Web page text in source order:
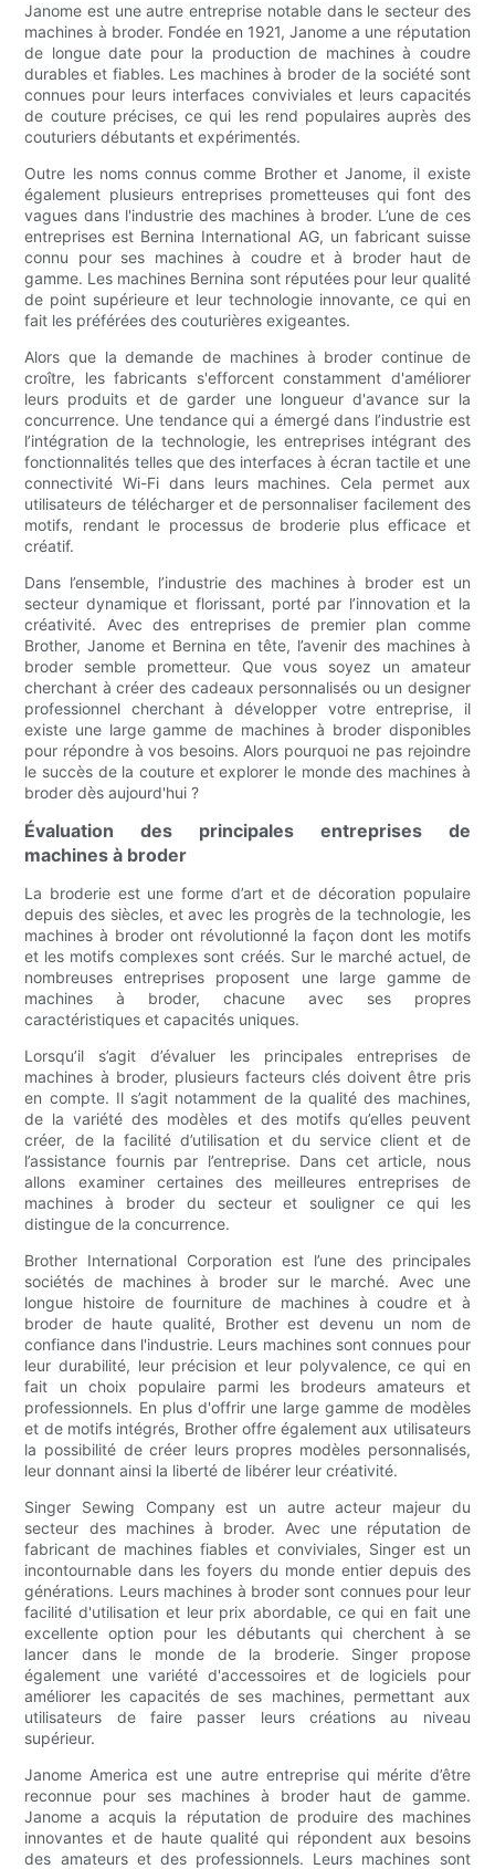
Janome est une autre entreprise notable dans le secteur des
machines à broder. Fondée en 1921, Janome a une réputation
de longue date pour la production de machines à coudre
durables et fiables. Les machines à broder de la société sont
connues pour leurs interfaces conviviales et leurs capacités
de couture précises, ce qui les rend populaires auprès des
couturiers débutants et expérimentés.
Outre les noms connus comme Brother et Janome, il existe
également plusieurs entreprises prometteuses qui font des
vagues dans l'industrie des machines à broder. L’une de ces
entreprises est Bernina International AG, un fabricant suisse
connu pour ses machines à coudre et à broder haut de
gamme. Les machines Bernina sont réputées pour leur qualité
de point supérieure et leur technologie innovante, ce qui en
fait les préférées des couturières exigeantes.
Alors que la demande de machines à broder continue de
croître, les fabricants s'efforcent constamment d'améliorer
leurs produits et de garder une longueur d'avance sur la
concurrence. Une tendance qui a émergé dans l’industrie est
l’intégration de la technologie, les entreprises intégrant des
fonctionnalités telles que des interfaces à écran tactile et une
connectivité Wi-Fi dans leurs machines. Cela permet aux
utilisateurs de télécharger et de personnaliser facilement des
motifs, rendant le processus de broderie plus efficace et
créatif.
Dans l’ensemble, l’industrie des machines à broder est un
secteur dynamique et florissant, porté par l’innovation et la
créativité. Avec des entreprises de premier plan comme
Brother, Janome et Bernina en tête, l’avenir des machines à
broder semble prometteur. Que vous soyez un amateur
cherchant à créer des cadeaux personnalisés ou un designer
professionnel cherchant à développer votre entreprise, il
existe une large gamme de machines à broder disponibles
pour répondre à vos besoins. Alors pourquoi ne pas rejoindre
le succès de la couture et explorer le monde des machines à
broder dès aujourd'hui ?
Évaluation des principales entreprises de
machines à broder
La broderie est une forme d’art et de décoration populaire
depuis des siècles, et avec les progrès de la technologie, les
machines à broder ont révolutionné la façon dont les motifs
et les motifs complexes sont créés. Sur le marché actuel, de
nombreuses entreprises proposent une large gamme de
machines à broder, chacune avec ses propres
caractéristiques et capacités uniques.
Lorsqu’il s’agit d’évaluer les principales entreprises de
machines à broder, plusieurs facteurs clés doivent être pris
en compte. Il s’agit notamment de la qualité des machines,
de la variété des modèles et des motifs qu’elles peuvent
créer, de la facilité d’utilisation et du service client et de
l’assistance fournis par l’entreprise. Dans cet article, nous
allons examiner certaines des meilleures entreprises de
machines à broder du secteur et souligner ce qui les
distingue de la concurrence.
Brother International Corporation est l’une des principales
sociétés de machines à broder sur le marché. Avec une
longue histoire de fourniture de machines à coudre et à
broder de haute qualité, Brother est devenu un nom de
confiance dans l'industrie. Leurs machines sont connues pour
leur durabilité, leur précision et leur polyvalence, ce qui en
fait un choix populaire parmi les brodeurs amateurs et
professionnels. En plus d'offrir une large gamme de modèles
et de motifs intégrés, Brother offre également aux utilisateurs
la possibilité de créer leurs propres modèles personnalisés,
leur donnant ainsi la liberté de libérer leur créativité.
Singer Sewing Company est un autre acteur majeur du
secteur des machines à broder. Avec une réputation de
fabricant de machines fiables et conviviales, Singer est un
incontournable dans les foyers du monde entier depuis des
générations. Leurs machines à broder sont connues pour leur
facilité d'utilisation et leur prix abordable, ce qui en fait une
excellente option pour les débutants qui cherchent à se
lancer dans le monde de la broderie. Singer propose
également une variété d'accessoires et de logiciels pour
améliorer les capacités de ses machines, permettant aux
utilisateurs de faire passer leurs créations au niveau
supérieur.
Janome America est une autre entreprise qui mérite d’être
reconnue pour ses machines à broder haut de gamme.
Janome a acquis la réputation de produire des machines
innovantes et de haute qualité qui répondent aux besoins
des amateurs et des professionnels. Leurs machines sont